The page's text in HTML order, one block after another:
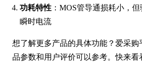
功耗特性 ：MOS管导通损耗小，
瞬时电流
想了解更多产品的具体功能？爱采购
品参数和用户评价可以参考。快来看